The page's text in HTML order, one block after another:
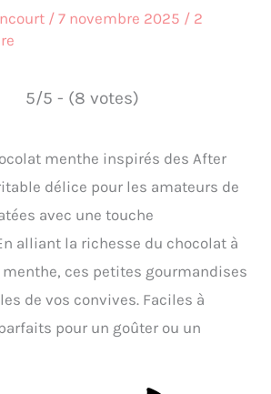
/ 7 novembre 2025 / 2
5/5 - (8 votes)
menthe inspirés des After
délice pour les amateurs de
avec une touche
alliant la richesse du chocolat à
ces petites gourmandises
de vos convives. Faciles à
pour un goûter ou un